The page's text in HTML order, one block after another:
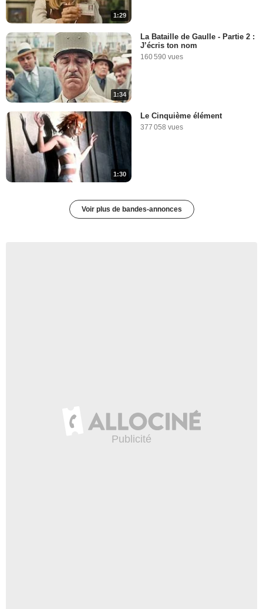
1:29
1:34
La Bataille de Gaulle - Partie 2 :
J’écris ton nom
160 590 vues
1:30
Le Cinquième élément
377 058 vues
Voir plus de bandes-annonces